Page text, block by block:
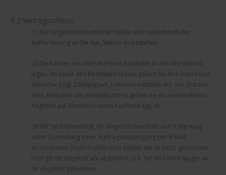
§ 2 Vertragsschluss
(1) Die Angebote im Internet stellen eine unverbindliche
Aufforderung an Sie dar, Waren zu bestellen.
(2) Sie können ein oder mehrere Produkte in den Warenkorb
legen. Im Laufe des Bestellprozesses geben Sie Ihre Daten und
Wünsche bzgl. Zahlungsart, Liefermodalitäten etc. ein. Erst mit
dem Anklicken des Bestellbuttons geben Sie ein verbindliches
Angebot auf Abschluss eines Kaufvertrags ab.
(3) Wir sind berechtigt, Ihr Angebot innerhalb von 1 Werktag
unter Zusendung einer Auftragsbestätigung per E-Mail
anzunehmen. Nach fruchtlosem Ablauf der in Satz1 genannten
Frist gilt Ihr Angebot als abgelehnt, d.h. Sie sind nicht länger an
Ihr Angebot gebunden.